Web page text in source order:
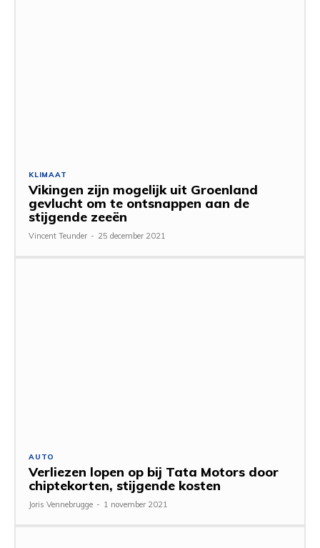
KLIMAAT
Vikingen zijn mogelijk uit Groenland
gevlucht om te ontsnappen aan de
stijgende zeeën
Vincent Teunder - 25 december 2021
AUTO
Verliezen lopen op bij Tata Motors door
chiptekorten, stijgende kosten
Joris Vennebrugge - 1 november 2021